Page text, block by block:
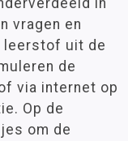
vragen en
leerstof uit de
de
via internet op
Op de
om de